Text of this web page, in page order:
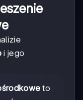
i jego
to